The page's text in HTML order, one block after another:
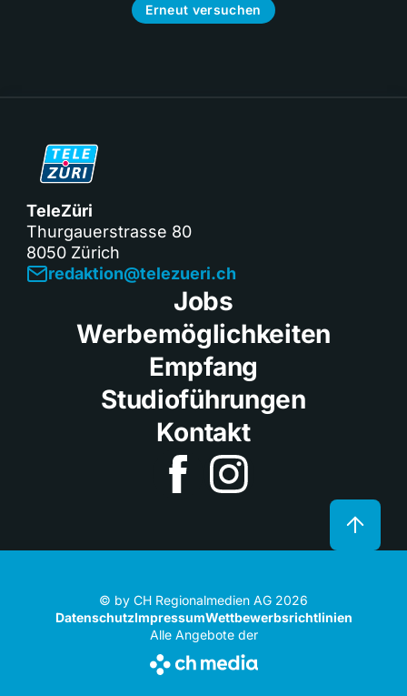
Erneut versuchen
TeleZüri
Thurgauerstrasse 80
8050 Zürich
redaktion@telezueri.ch
Jobs
Werbemöglichkeiten
Empfang
Studioführungen
Kontakt
© by CH Regionalmedien AG 2026
DatenschutzImpressumWettbewerbsrichtlinien
Alle Angebote der